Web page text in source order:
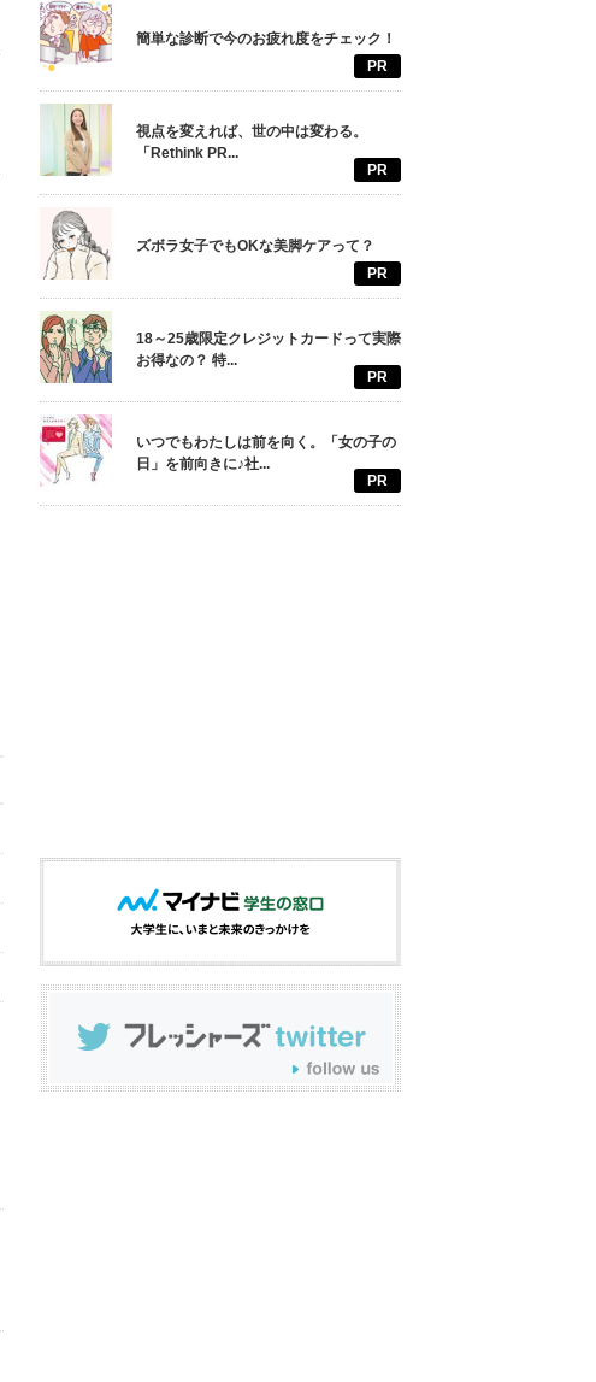
簡単な診断で今のお疲れ度をチェック！
PR
視点を変えれば、世の中は変わる。
「Rethink PR...
PR
ズボラ女子でもOKな美脚ケアって？
PR
18～25歳限定クレジットカードって実際
お得なの？ 特...
PR
いつでもわたしは前を向く。「女の子の
日」を前向きに♪社...
PR